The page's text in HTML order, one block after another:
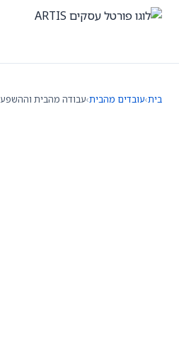
בית›עובדים מהבית›עבודה מהבית